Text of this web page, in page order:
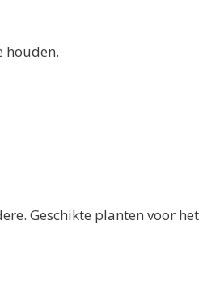
houden.
Geschikte planten voor het